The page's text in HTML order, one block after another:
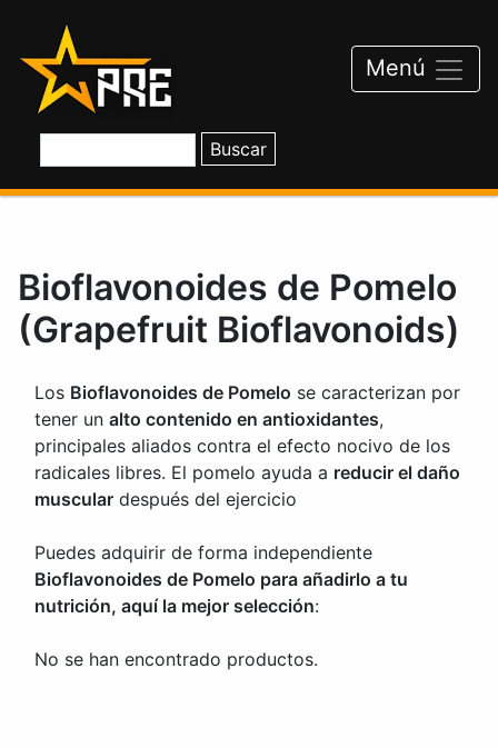
contenido
Menú
Bioflavonoides de Pomelo
(Grapefruit Bioflavonoids)
Los Bioflavonoides de Pomelo se caracterizan por
tener un alto contenido en antioxidantes,
principales aliados contra el efecto nocivo de los
radicales libres. El pomelo ayuda a reducir el daño
muscular después del ejercicio
Puedes adquirir de forma independiente
Bioflavonoides de Pomelo para añadirlo a tu
nutrición, aquí la mejor selección:
No se han encontrado productos.